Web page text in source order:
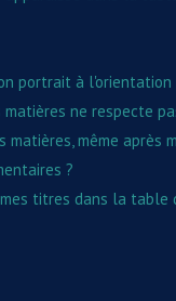
portrait à
ne respecte
même après
?
titres dans la table